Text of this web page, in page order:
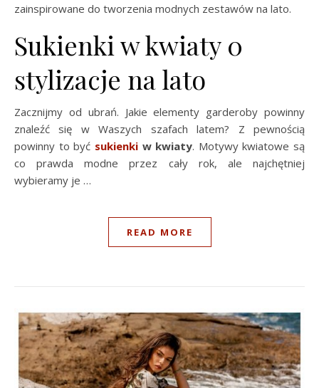
zainspirowane do tworzenia modnych zestawów na lato.
Sukienki w kwiaty 0
stylizacje na lato
Zacznijmy od ubrań. Jakie elementy garderoby powinny
znaleźć się w Waszych szafach latem? Z pewnością
powinny to być sukienkiw kwiaty. Motywy kwiatowe są
co prawda modne przez cały rok, ale najchętniej
wybieramy je …
READ MORE